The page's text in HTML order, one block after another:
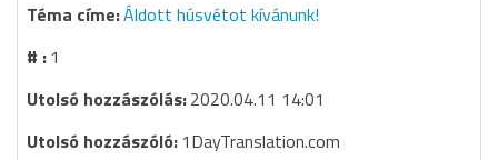
Áldott húsvétot kívánunk!
1
2020.04.11 14:01
1DayTranslation.com